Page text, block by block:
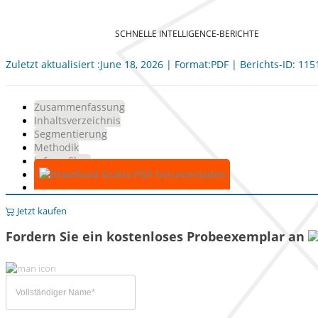
SCHNELLE INTELLIGENCE-BERICHTE
Zuletzt aktualisiert :June 18, 2026 | Format:PDF | Berichts-ID:
Zusammenfassung
Inhaltsverzeichnis
Segmentierung
Methodik
Infografiken
Gratis-PDF herunterladen
Jetzt kaufen
Fordern Sie ein kostenloses Probeexemplar an